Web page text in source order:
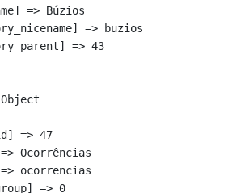
=> Búzios
=> buzios
=> 43
=> 47
Ocorrências
ocorrencias
=> 0